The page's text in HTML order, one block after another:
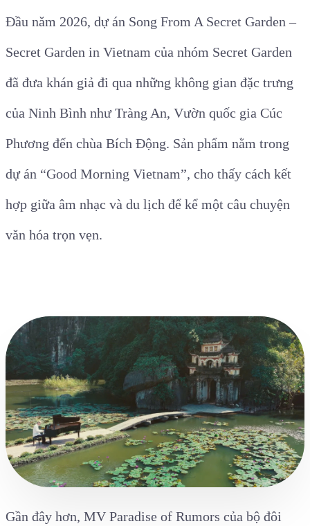
Đầu năm 2026, dự án Song From A Secret Garden –
Secret Garden in Vietnam của nhóm Secret Garden
đã đưa khán giả đi qua những không gian đặc trưng
của Ninh Bình như Tràng An, Vườn quốc gia Cúc
Phương đến chùa Bích Động. Sản phẩm nằm trong
dự án “Good Morning Vietnam”, cho thấy cách kết
hợp giữa âm nhạc và du lịch để kể một câu chuyện
văn hóa trọn vẹn.
Gần đây hơn, MV Paradise of Rumors của bộ đôi